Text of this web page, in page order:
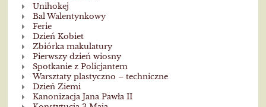
Unihokej
Bal Walentynkowy
Ferie
Dzień Kobiet
Zbiórka makulatury
Pierwszy dzień wiosny
Spotkanie z Policjantem
Warsztaty plastyczno – techniczne
Dzień Ziemi
Kanonizacja Jana Pawła II